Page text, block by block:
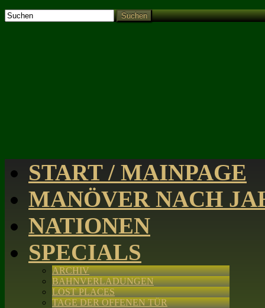
Suchen
START / MAINPAGE
MANÖVER NACH
NATIONEN
SPECIALS
ARCHIV
BAHNVERLADUNGEN
LOST PLACES
TAGE DER OFFENEN TÜR